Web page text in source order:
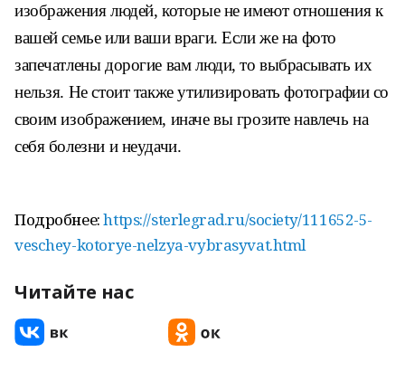
изображения людей, которые не имеют отношения к
вашей семье или ваши враги. Если же на фото
запечатлены дорогие вам люди, то выбрасывать их
нельзя. Не стоит также утилизировать фотографии со
своим изображением, иначе вы грозите навлечь на
себя болезни и неудачи.
Подробнее:https://sterlegrad.ru/society/111652-5-
veschey-kotorye-nelzya-vybrasyvat.html
Читайте нас